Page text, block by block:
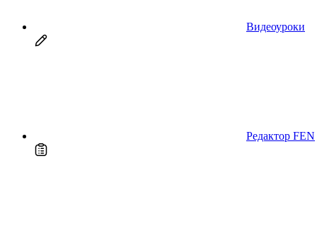
Видеоуроки
Редактор FEN